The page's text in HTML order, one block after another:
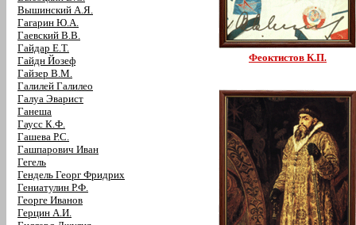
Вышинский А.Я.
Гагарин Ю.А.
Гаевский В.В.
Гайдар Е.Т.
Гайдн Йозеф
Гайзер В.М.
Галилей Галилео
Галуа Эварист
Ганеша
Гаусс К.Ф.
Гашева Р.С.
Гашпарович Иван
Гегель
Гендель Георг Фридрих
Гениатулин Р.Ф.
Георге Иванов
Герцин А.И.
Феоктистов К.П.